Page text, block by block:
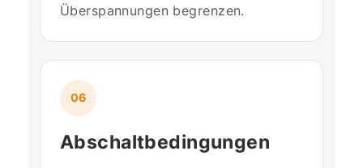
Überspannungen begrenzen.
06
Abschaltbedingungen